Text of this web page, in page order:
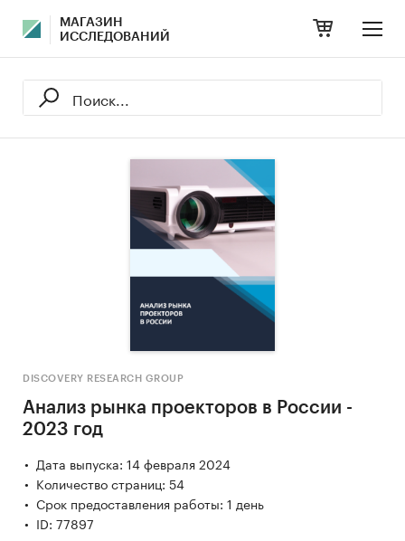
МАГАЗИН
ИССЛЕДОВАНИЙ
DISCOVERY RESEARCH GROUP
Анализ рынка проекторов в России -
2023 год
Дата выпуска: 14 февраля 2024
Количество страниц: 54
Срок предоставления работы: 1 день
ID: 77897